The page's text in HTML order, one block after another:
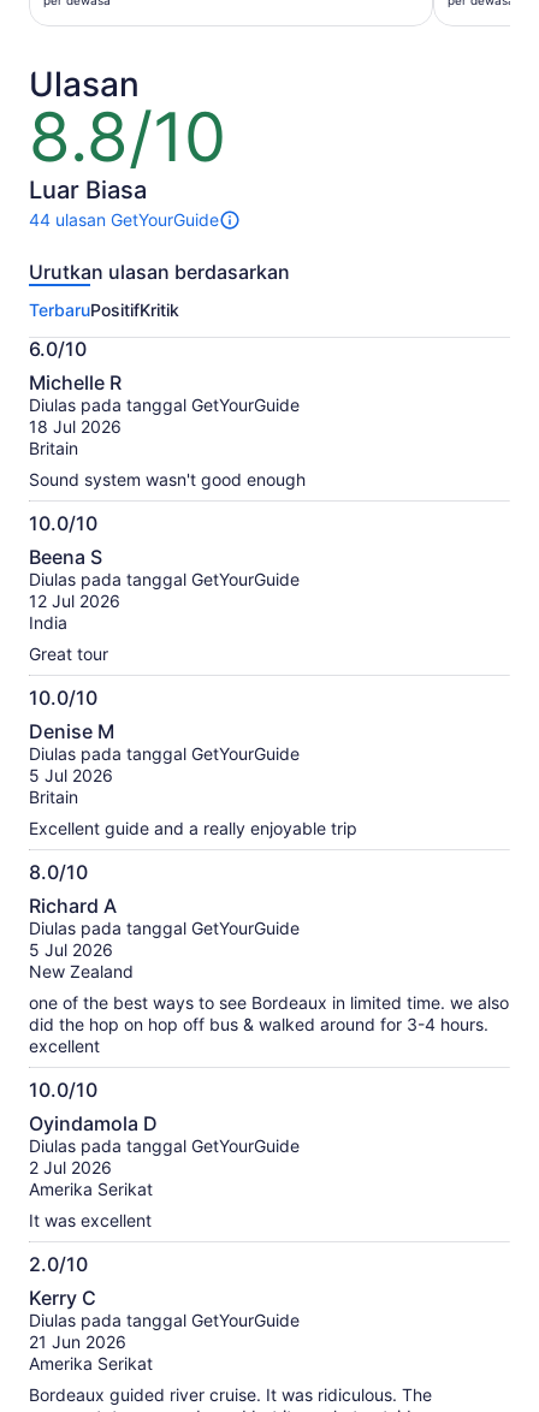
dewasa
dewasa
Ulasan
8.8/10
8.8
dari
10
Luar Biasa
44 ulasan GetYourGuide
44
untuk
ini.
Informasi
lebih
lanjut
tentang
ulasan
terverifikasi
Urutkan ulasan berdasarkan
TerbaruPositifKritik
6.0/10
6.0
dari
10
Michelle R
Diulas pada tanggal GetYourGuide
18 Jul 2026
Britain
Sound system wasn't good enough
10.0/10
10.0
dari
10
Beena S
Diulas pada tanggal GetYourGuide
12 Jul 2026
India
Great tour
10.0/10
10.0
dari
10
Denise M
Diulas pada tanggal GetYourGuide
5 Jul 2026
Britain
Excellent guide and a really enjoyable trip
8.0/10
8.0
dari
10
Richard A
Diulas pada tanggal GetYourGuide
5 Jul 2026
New Zealand
one of the best ways to see Bordeaux in limited time. we also
did the hop on hop off bus & walked around for 3-4 hours.
excellent
10.0/10
10.0
dari
10
Oyindamola D
Diulas pada tanggal GetYourGuide
2 Jul 2026
Amerika Serikat
It was excellent
2.0/10
2.0
dari
10
Kerry C
Diulas pada tanggal GetYourGuide
21 Jun 2026
Amerika Serikat
Bordeaux guided river cruise. It was ridiculous. The